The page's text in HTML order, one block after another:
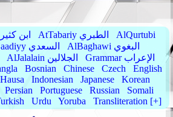
IbnKathir ابن كثير AtTabariy الطبري
AlQurtubi
AsSaadiyy السعدي
AlBaghawi البغوي
AlJalalain الجلالين
Grammar الإعراب
Bosnian Chinese Czech
English
Hausa Indonesian Japanese
Korean
Persian Portuguese Russian
Somali
Urdu Yoruba Transliteration [+]